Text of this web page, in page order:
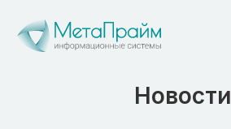
Новости